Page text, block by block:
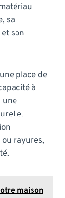
sa
son
place de
à
une
rayures,
maison